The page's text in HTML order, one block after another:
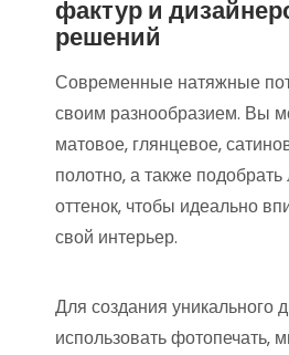
фактур и
решений
Современные натяжные
своим разнообразием. Вы
матовое‚ глянцевое‚
полотно‚ а также
оттенок‚ чтобы идеально
свой интерьер.
Для создания уникального
использовать фотопечать‚